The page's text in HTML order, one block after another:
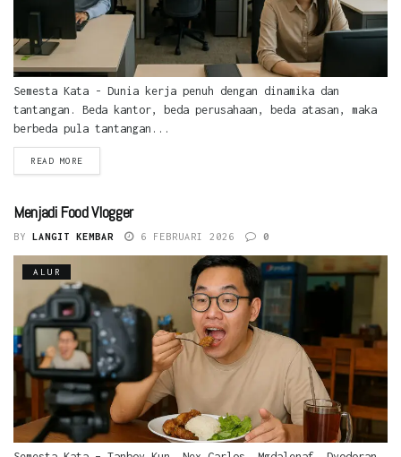
Semesta Kata - Dunia kerja penuh dengan dinamika dan
tantangan. Beda kantor, beda perusahaan, beda atasan, maka
berbeda pula tantangan...
READ MORE
Menjadi Food Vlogger
BY LANGIT KEMBAR 6 FEBRUARI 2026 0
ALUR